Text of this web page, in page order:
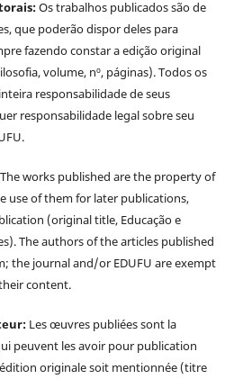
Os trabalhos publicados são de
que poderão dispor deles para
fazendo constar a edição original
volume, nº, páginas). Todos os
responsabilidade de seus
responsabilidade legal sobre seu
works published are the property of
use of them for later publications,
(original title, Educação e
The authors of the articles published
the journal and/or EDUFU are exempt
content.
Les œuvres publiées sont la
peuvent les avoir pour publication
originale soit mentionnée (titre